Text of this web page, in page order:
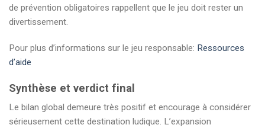
de prévention obligatoires rappellent que le jeu doit rester un
divertissement.
Pour plus d’informations sur le jeu responsable: Ressources
d’aide
Synthèse et verdict final
Le bilan global demeure très positif et encourage à considérer
sérieusement cette destination ludique. L’expansion